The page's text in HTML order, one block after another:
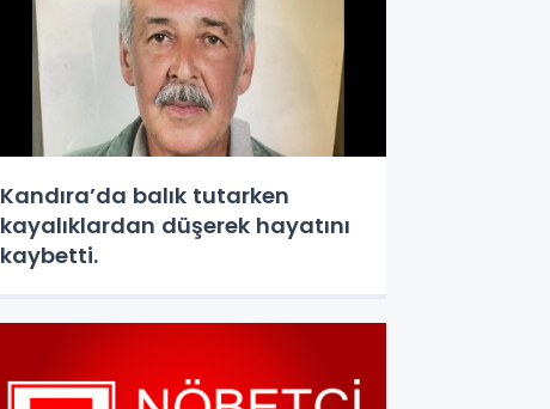
Kandıra’da balık tutarken
kayalıklardan düşerek hayatını
kaybetti.